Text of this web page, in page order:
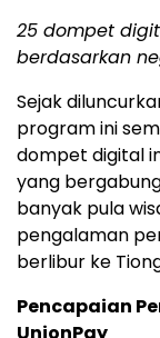
25 dompet
berdasarkan
Sejak
program ini
dompet digital
yang
banyak pula
pengalaman
berlibur ke
Pencapaian